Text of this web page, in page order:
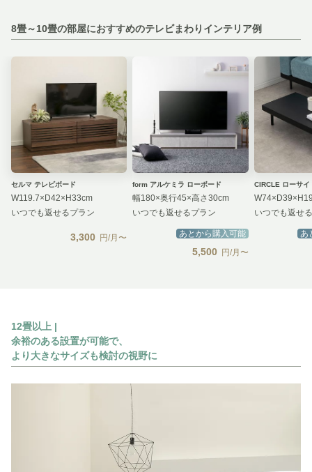
8畳～10畳の部屋におすすめのテレビまわりインテリア例
セルマ テレビボード
W119.7×D42×H33cm
いつでも返せるプラン
3,300 円/月〜
form アルケミラ ローボード
幅180×奥行45×高さ30cm
いつでも返せるプラン
あとから購入可能
5,500 円/月〜
CIRCLE ローサイ
いつでも返せ
あ
12畳以上 |
余裕のある設置が可能で、
より大きなサイズも検討の視野に